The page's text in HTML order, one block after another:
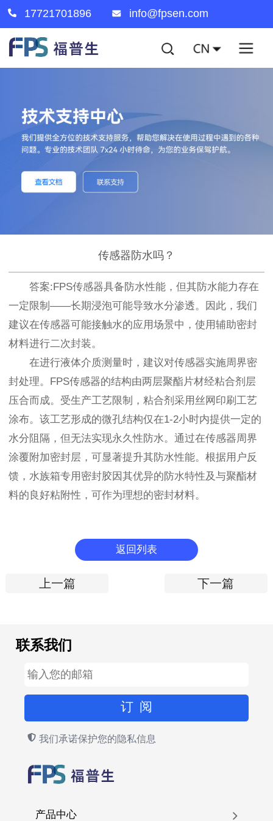
17721701896 info@fpsen.com
传感器防水吗？
答案:FPS传感器具备防水性能，但其防水能力存在
一定限制——长期浸泡可能导致水分渗透。因此，我们
建议在传感器可能接触水的应用场景中，使用辅助密封
材料进行二次封装。
在进行液体介质测量时，建议对传感器实施周界密
封处理。FPS传感器的结构由两层聚酯片材经粘合剂层
压合而成。受生产工艺限制，粘合剂采用丝网印刷工艺
涂布。该工艺形成的微孔结构仅在1-2小时内提供一定的
水分阻隔，但无法实现永久性防水。通过在传感器周界
涂覆附加密封层，可显著提升其防水性能。根据用户反
馈，水族箱专用密封胶因其优异的防水特性及与聚酯材
料的良好粘附性，可作为理想的密封材料。
返回列表
上一篇 下一篇
联系我们
我们承诺保护您的隐私信息
产品中心